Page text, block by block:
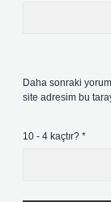
Daha sonraki
site adresim bu
10 - 4 kaçtır? *